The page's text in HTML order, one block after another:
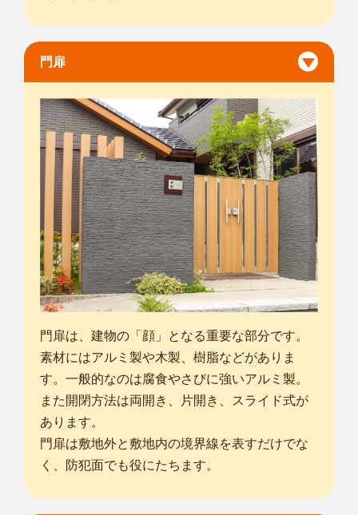
門扉
門扉は、建物の「顔」となる重要な部分です。
素材にはアルミ製や木製、樹脂などがありま
す。一般的なのは腐食やさびに強いアルミ製。
また開閉方法は両開き、片開き、スライド式が
あります。
門扉は敷地外と敷地内の境界線を表すだけでな
く、防犯面でも役にたちます。